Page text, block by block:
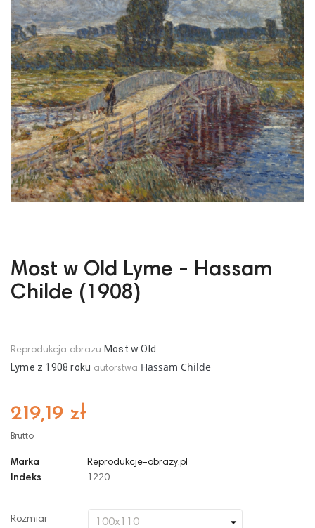
Most w Old Lyme - Hassam
Childe (1908)
Reprodukcja obrazu Most w Old
Lyme z 1908 roku autorstwa Hassam Childe
219,19 zł
Brutto
Marka
Reprodukcje-obrazy.pl
Indeks
1220
Rozmiar